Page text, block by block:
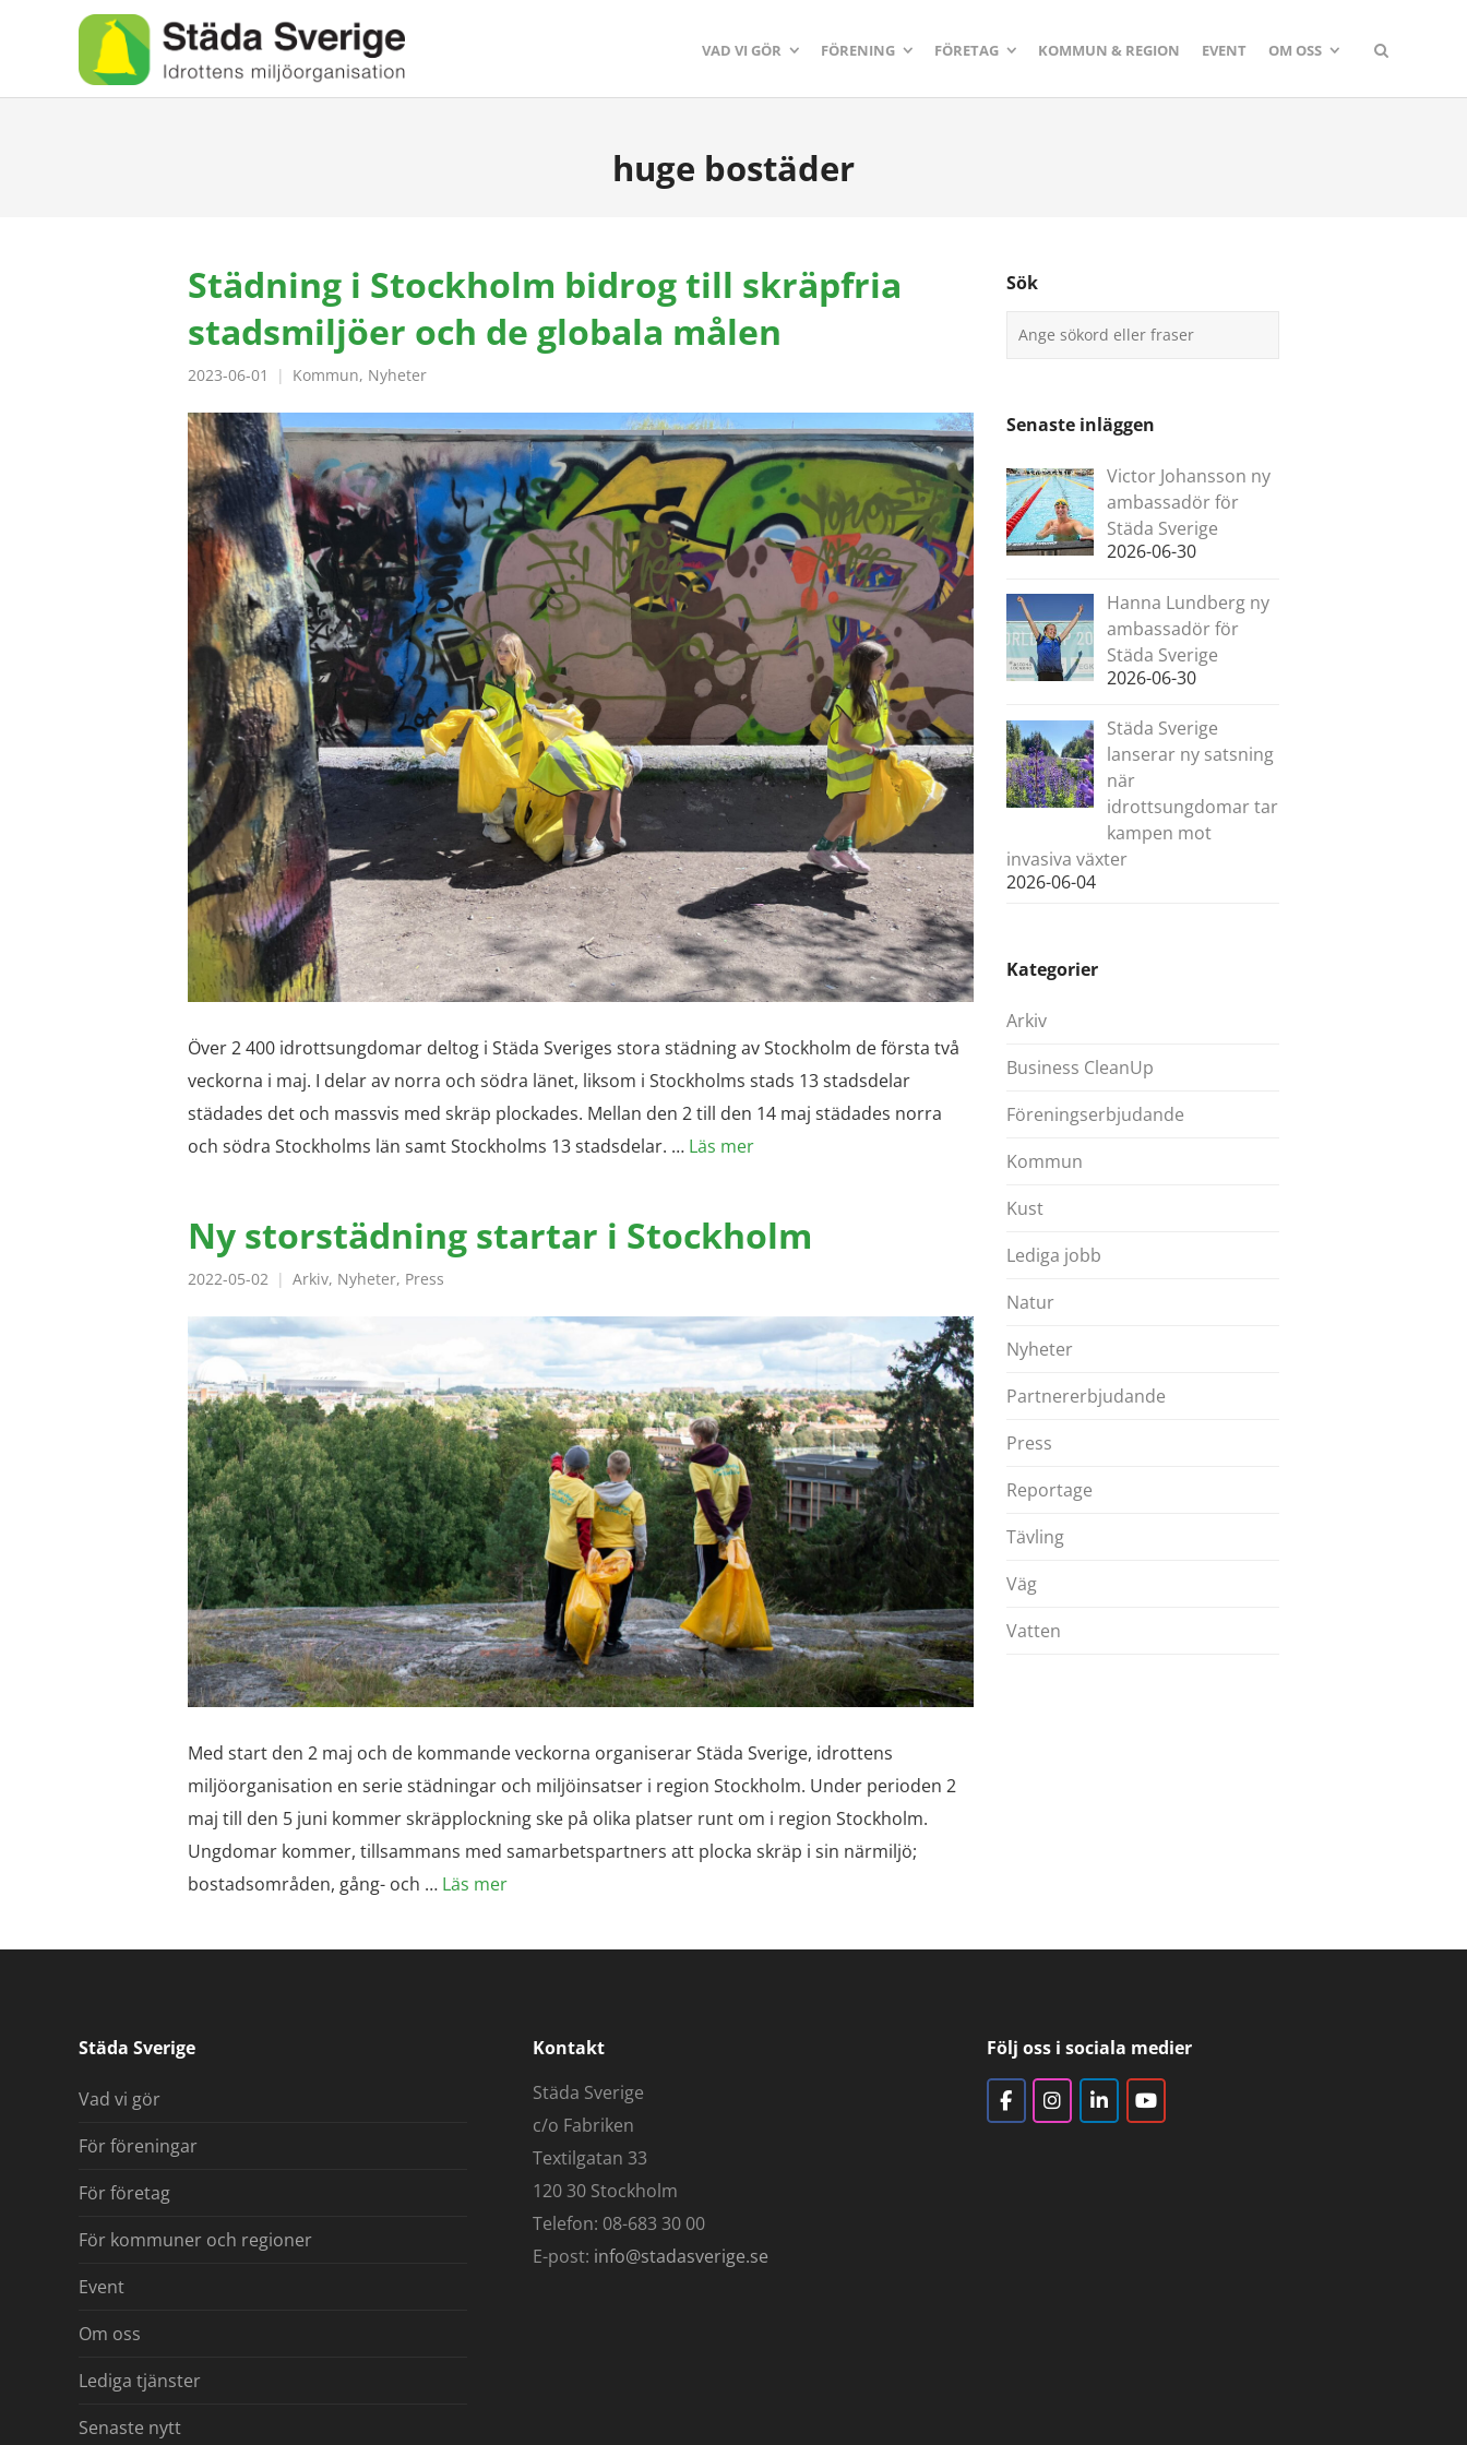
VAD VI GÖR FÖRENING FÖRETAG KOMMUN & REGION EVENT OM OSS
huge bostäder
Städning i Stockholm bidrog till skräpfria
stadsmiljöer och de globala målen
2023-06-01 Kommun, Nyheter
Över 2 400 idrottsungdomar deltog i Städa Sveriges stora städning av Stockholm de första två
veckorna i maj. I delar av norra och södra länet, liksom i Stockholms stads 13 stadsdelar
städades det och massvis med skräp plockades. Mellan den 2 till den 14 maj städades norra
och södra Stockholms län samt Stockholms 13 stadsdelar. … Läs mer
Ny storstädning startar i Stockholm
2022-05-02 Arkiv, Nyheter, Press
Med start den 2 maj och de kommande veckorna organiserar Städa Sverige, idrottens
miljöorganisation en serie städningar och miljöinsatser i region Stockholm. Under perioden 2
maj till den 5 juni kommer skräpplockning ske på olika platser runt om i region Stockholm.
Ungdomar kommer, tillsammans med samarbetspartners att plocka skräp i sin närmiljö;
bostadsområden, gång- och … Läs mer
Sök
Senaste inläggen
Victor Johansson ny
ambassadör för
Städa Sverige
2026-06-30
Hanna Lundberg ny
ambassadör för
Städa Sverige
2026-06-30
Städa Sverige
lanserar ny satsning
när
idrottsungdomar tar
kampen mot
invasiva växter
2026-06-04
Kategorier
Arkiv
Business CleanUp
Föreningserbjudande
Kommun
Kust
Lediga jobb
Natur
Nyheter
Partnererbjudande
Press
Reportage
Tävling
Väg
Vatten
Städa Sverige
Vad vi gör
För föreningar
För företag
För kommuner och regioner
Event
Om oss
Lediga tjänster
Senaste nytt
Kontakt
Städa Sverige
c/o Fabriken
Textilgatan 33
120 30 Stockholm
Telefon: 08-683 30 00
E-post: info@stadasverige.se
Följ oss i sociala medier